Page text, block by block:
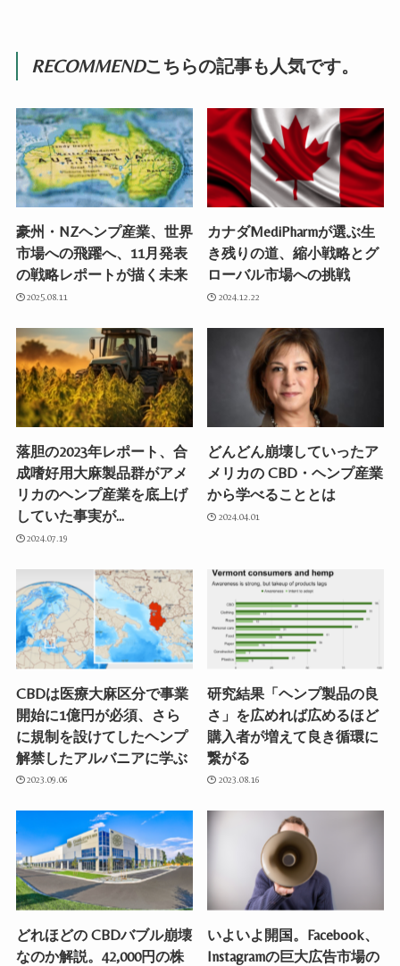
RECOMMENDこちらの記事も人気です。
豪州・NZヘンプ産業、世界
市場への飛躍へ、11月発表
の戦略レポートが描く未来
2025.08.11
カナダMediPharmが選ぶ生
き残りの道、縮小戦略とグ
ローバル市場への挑戦
2024.12.22
落胆の2023年レポート、合
成嗜好用大麻製品群がアメ
リカのヘンプ産業を底上げ
していた事実が…
2024.07.19
どんどん崩壊していったア
メリカの CBD・ヘンプ産業
から学べることとは
2024.04.01
CBDは医療大麻区分で事業
開始に1億円が必須、さら
に規制を設けてしたヘンプ
解禁したアルバニアに学ぶ
2023.09.06
研究結果「ヘンプ製品の良
さ」を広めれば広めるほど
購入者が増えて良き循環に
繋がる
2023.08.16
どれほどの CBDバブル崩壊
なのか解説。42,000円の株
いよいよ開国。Facebook、
Instagramの巨大広告市場の